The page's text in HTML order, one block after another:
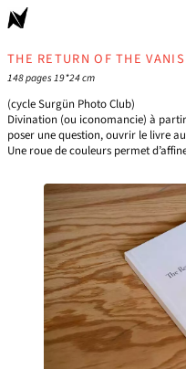
THE RETURN OF THE
148 pages 19*24 cm
(cycle Surgün Photo Club)
Divination (ou iconomancie) à
poser une question, ouvrir le livre
Une roue de couleurs permet